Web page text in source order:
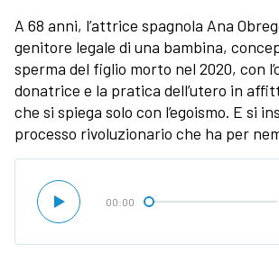
A 68 anni, l’attrice spagnola Ana
genitore legale di una bambina,
sperma del figlio morto nel 2020, con
donatrice e la pratica dell’utero in
che si spiega solo con l’egoismo. E si
processo rivoluzionario che ha per
00:00